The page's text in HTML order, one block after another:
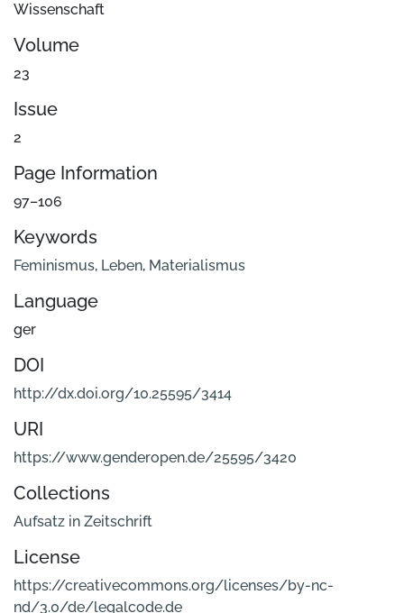
Wissenschaft
Volume
23
Issue
2
Page Information
97–106
Keywords
Feminismus, Leben, Materialismus
Language
ger
DOI
http://dx.doi.org/10.25595/3414
URI
https://www.genderopen.de/25595/3420
Collections
Aufsatz in Zeitschrift
License
https://creativecommons.org/licenses/by-nc-
nd/3.0/de/legalcode.de